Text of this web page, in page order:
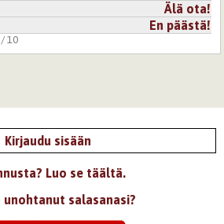
Älä ota!
En päästä!
10
Kirjaudu sisään
Luo se täältä.
unohtanut salasanasi?